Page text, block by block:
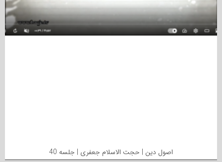
اصول دین | حجت الاسلام جعفری | جلسه 40